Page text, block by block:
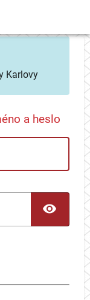
Karlovy
a heslo